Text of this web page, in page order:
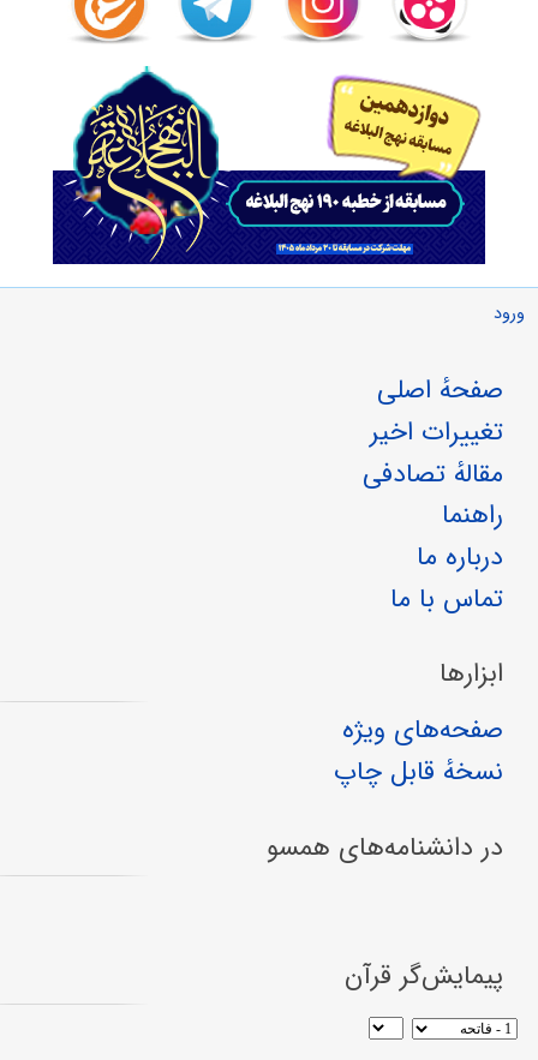
ورود
صفحهٔ اصلی
تغییرات اخیر
مقالهٔ تصادفی
راهنما
درباره ما
تماس با ما
ابزارها
صفحه‌های ویژه
نسخهٔ قابل چاپ
در دانشنامه‌های همسو
پیمایش‌گر قرآن